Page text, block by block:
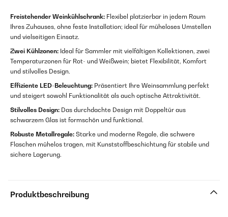
Freistehender Weinkühlschrank: Flexibel platzierbar in jedem Raum
Ihres Zuhauses, ohne feste Installation; ideal für müheloses Umstellen
und vielseitigen Einsatz.
Zwei Kühlzonen: Ideal für Sammler mit vielfältigen Kollektionen, zwei
Temperaturzonen für Rot- und Weißwein; bietet Flexibilität, Komfort
und stilvolles Design.
Effiziente LED-Beleuchtung: Präsentiert Ihre Weinsammlung perfekt
und steigert sowohl Funktionalität als auch optische Attraktivität.
Stilvolles Design: Das durchdachte Design mit Doppeltür aus
schwarzem Glas ist formschön und funktional.
Robuste Metallregale: Starke und moderne Regale, die schwere
Flaschen mühelos tragen, mit Kunststoffbeschichtung für stabile und
sichere Lagerung.
Produktbeschreibung